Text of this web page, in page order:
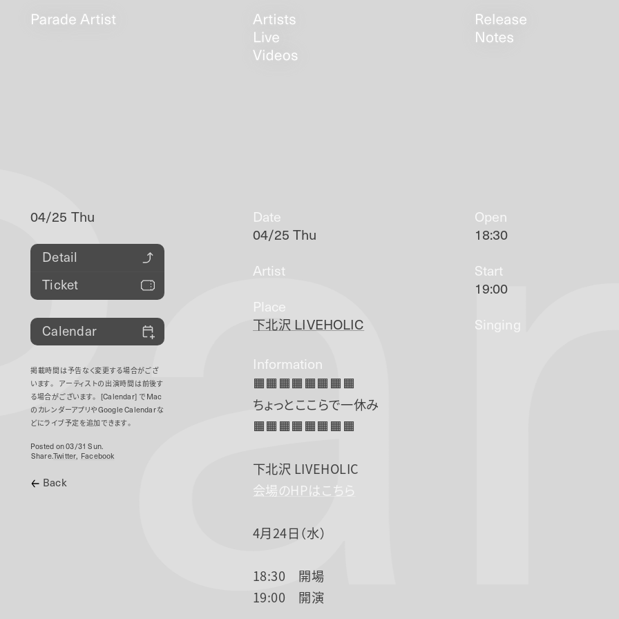
04/25 Thu
Detail
Ticket
Calendar
掲載時間は予告なく変更する場合がござ
います。 アーティストの出演時間は前後す
る場合がございます。 [Calendar] で Mac
のカレンダーアプリやGoogle Calendarな
どにライブ予定を追加できます。
Posted on 03/31 Sun.
Share.Twitter Facebook
Back
Date
04/25 Thu
Artist
Place
下北沢 LIVEHOLIC
Open
18:30
Start
19:00
Singing
Information
🟧🟧🟧🟧🟧🟧🟧🟧
ちょっとここらで一休み
🟧🟧🟧🟧🟧🟧🟧🟧
下北沢 LIVEHOLIC
会場のHPはこちら
4月24日（水）
18:30 開場
19:00 開演